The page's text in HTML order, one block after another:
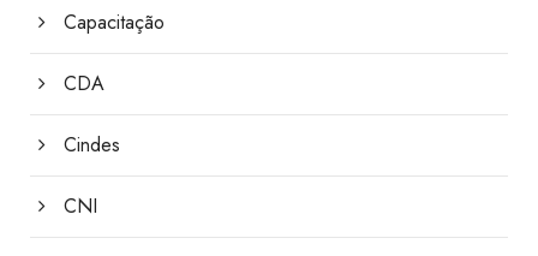
Capacitação
CDA
Cindes
CNI